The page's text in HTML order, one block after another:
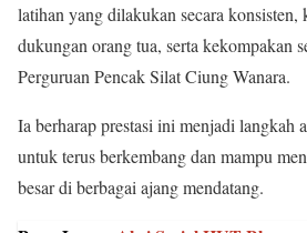
latihan yang dilakukan secara konsisten,
dukungan orang tua, serta kekompakan
Perguruan Pencak Silat Ciung Wanara.
Ia berharap prestasi ini menjadi langkah
untuk terus berkembang dan mampu
besar di berbagai ajang mendatang.